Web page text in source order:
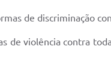
de discriminação
de violência contra